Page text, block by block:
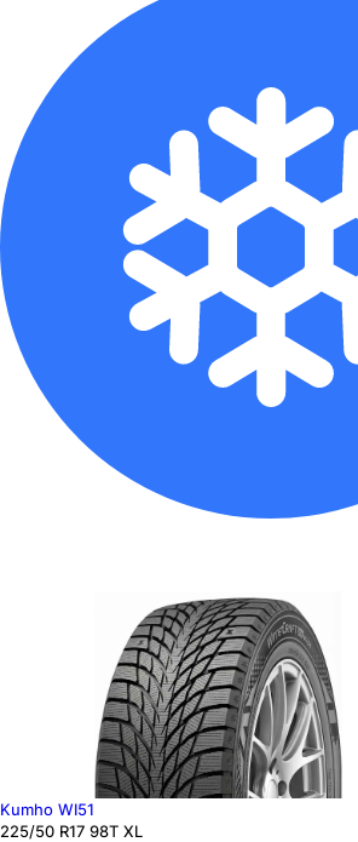
Kumho WI51
225/50 R17 98T XL